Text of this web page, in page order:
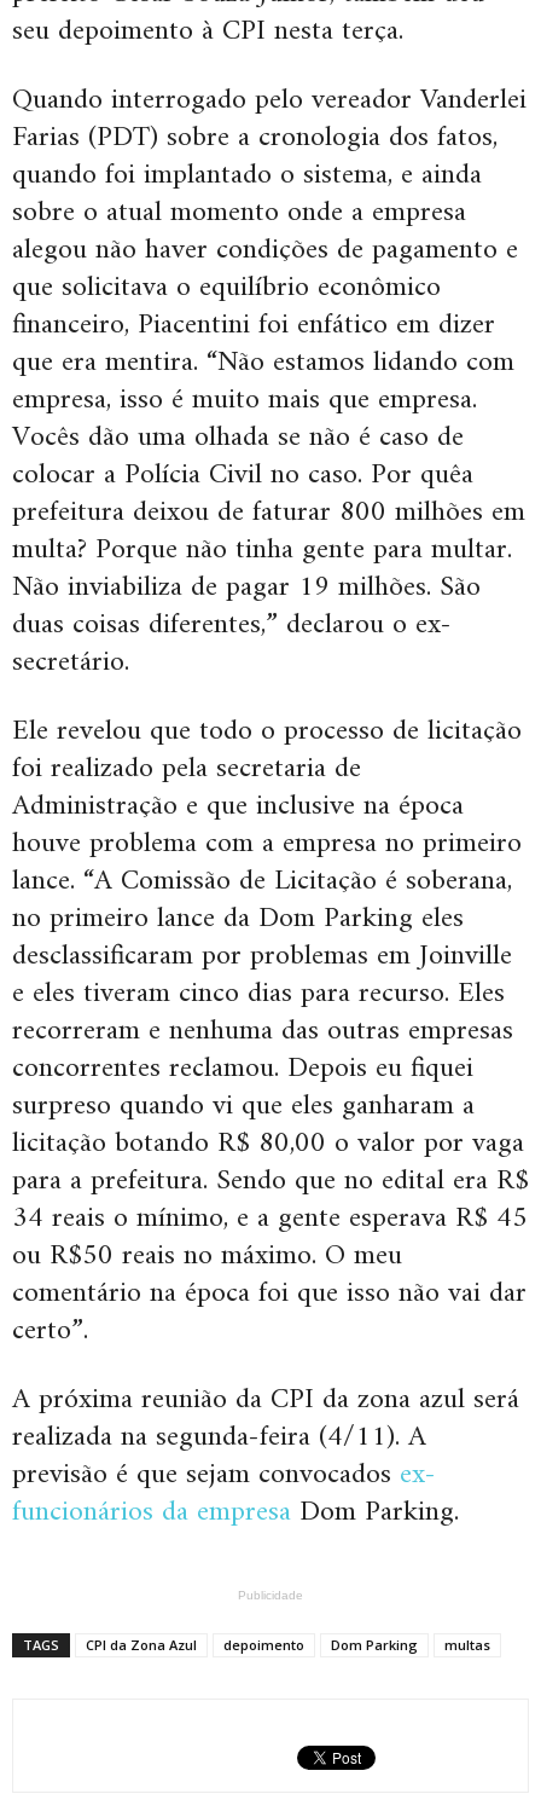
seu depoimento à CPI nesta terça.
Quando interrogado pelo vereador Vanderlei
Farias (PDT) sobre a cronologia dos fatos,
quando foi implantado o sistema, e ainda
sobre o atual momento onde a empresa
alegou não haver condições de pagamento e
que solicitava o equilíbrio econômico
financeiro, Piacentini foi enfático em dizer
que era mentira. “Não estamos lidando com
empresa, isso é muito mais que empresa.
Vocês dão uma olhada se não é caso de
colocar a Polícia Civil no caso. Por quêa
prefeitura deixou de faturar 800 milhões em
multa? Porque não tinha gente para multar.
Não inviabiliza de pagar 19 milhões. São
duas coisas diferentes,” declarou o ex-
secretário.
Ele revelou que todo o processo de licitação
foi realizado pela secretaria de
Administração e que inclusive na época
houve problema com a empresa no primeiro
lance. “A Comissão de Licitação é soberana,
no primeiro lance da Dom Parking eles
desclassificaram por problemas em Joinville
e eles tiveram cinco dias para recurso. Eles
recorreram e nenhuma das outras empresas
concorrentes reclamou. Depois eu fiquei
surpreso quando vi que eles ganharam a
licitação botando R$ 80,00 o valor por vaga
para a prefeitura. Sendo que no edital era R$
34 reais o mínimo, e a gente esperava R$ 45
ou R$50 reais no máximo. O meu
comentário na época foi que isso não vai dar
certo”.
A próxima reunião da CPI da zona azul será
realizada na segunda-feira (4/11). A
previsão é que sejam convocados ex-
funcionários da empresaDom Parking.
Publicidade
TAGS CPI da Zona Azul depoimento Dom Parking multas